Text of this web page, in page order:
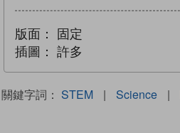
版面：
固定
插圖：
許多
關鍵字詞： STEM | Science |